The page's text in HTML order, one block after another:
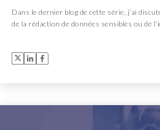
Dans le dernier blog de cette série, j’ai
de la rédaction de données sensibles ou de